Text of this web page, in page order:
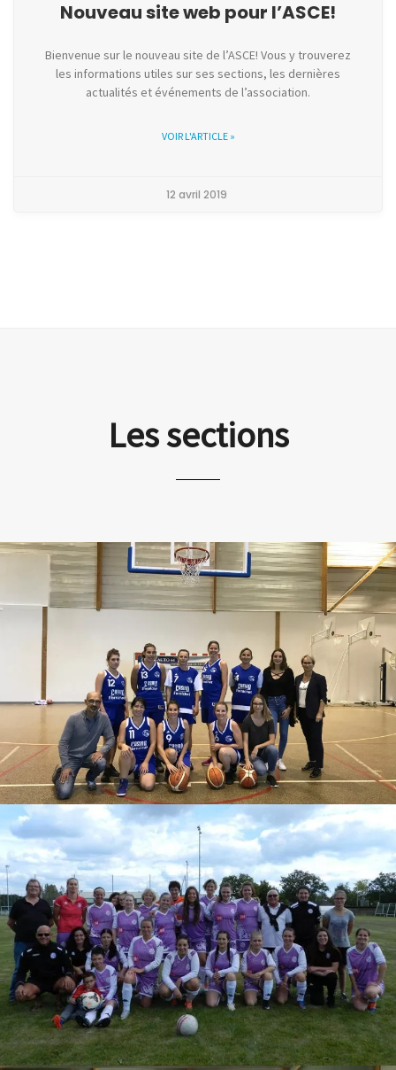
Nouveau site web pour l’ASCE!
Bienvenue sur le nouveau site de l’ASCE! Vous y trouverez
les informations utiles sur ses sections, les dernières
actualités et événements de l’association.
VOIR L'ARTICLE »
12 avril 2019
Les sections